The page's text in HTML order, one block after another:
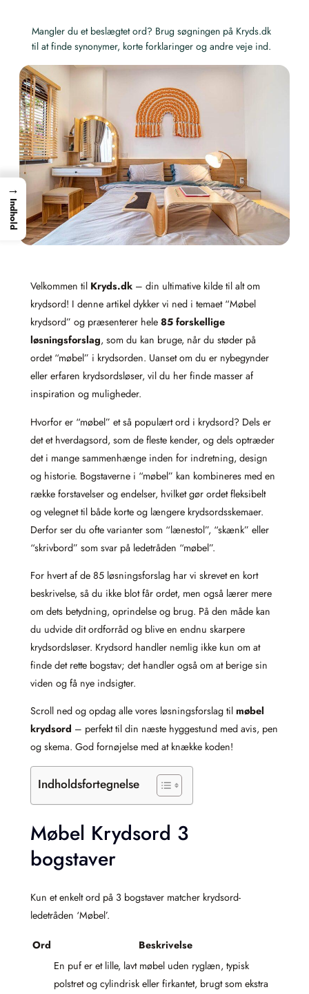
Mangler du et beslægtet ord? Brug søgningen på Kryds.dk
til at finde synonymer, korte forklaringer og andre veje ind.
Velkommen til Kryds.dk – din ultimative kilde til alt om
krydsord! I denne artikel dykker vi ned i temaet “Møbel
krydsord” og præsenterer hele 85 forskellige
løsningsforslag, som du kan bruge, når du støder på
ordet “møbel” i krydsor­den. Uanset om du er nybegynder
eller erfaren krydsordsløser, vil du her finde masser af
inspiration og muligheder.
Hvorfor er “møbel” et så populært ord i krydsord? Dels er
det et hverdagsord, som de fleste kender, og dels optræder
det i mange sammenhænge inden for indretning, design
og historie. Bogstaverne i “møbel” kan kombineres med en
række forstavelser og endelser, hvilket gør ordet fleksibelt
og velegnet til både korte og længere krydsordsskemaer.
Derfor ser du ofte varianter som “lænestol”, “skænk” eller
“skrivbord” som svar på ledetråden “møbel”.
For hvert af de 85 løsningsforslag har vi skrevet en kort
beskrivelse, så du ikke blot får ordet, men også lærer mere
om dets betydning, oprindelse og brug. På den måde kan
du udvide dit ordforråd og blive en endnu skarpere
krydsordsløser. Krydsord handler nemlig ikke kun om at
finde det rette bogstav; det handler også om at berige sin
viden og få nye indsigter.
Scroll ned og opdag alle vores løsningsforslag til møbel
krydsord – perfekt til din næste hyggestund med avis, pen
og skema. God fornøjelse med at knække koden!
Indholdsfortegnelse
Møbel Krydsord 3
bogstaver
Kun et enkelt ord på 3 bogstaver matcher krydsord-
ledetråden ‘Møbel’.
Ord Beskrivelse
En puf er et lille, lavt møbel uden ryglæn, typisk
polstret og cylindrisk eller firkantet, brugt som ekstra
→
Indhold